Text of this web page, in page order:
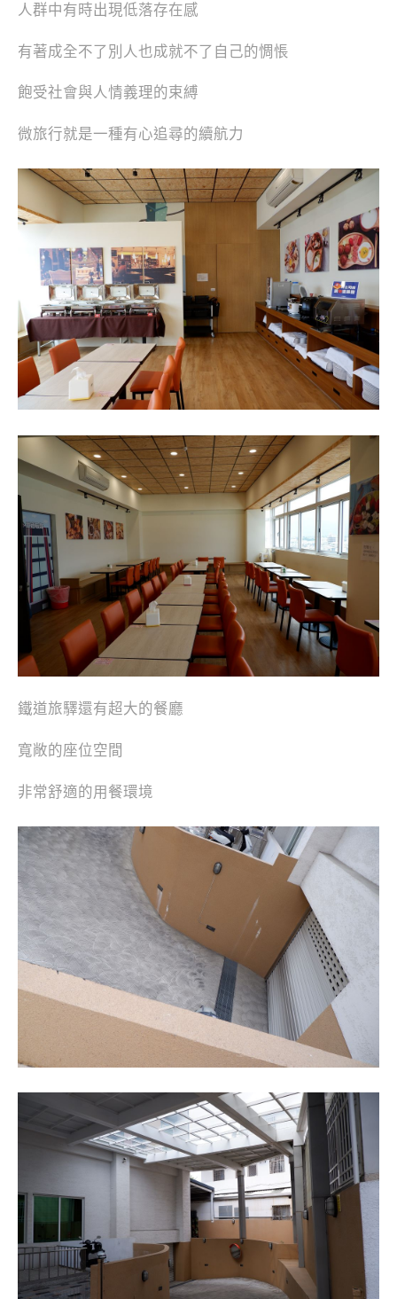
人群中有時出現低落存在感
有著成全不了別人也成就不了自己的惆悵
飽受社會與人情義理的束縛
微旅行就是一種有心追尋的續航力
鐵道旅驛還有超大的餐廳
寬敞的座位空間
非常舒適的用餐環境